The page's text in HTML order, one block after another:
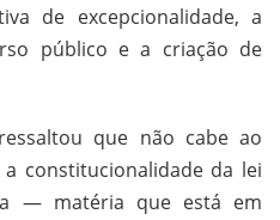
de excepcionalidade, a
público e a criação de
que não cabe ao
constitucionalidade da lei
— matéria que está em